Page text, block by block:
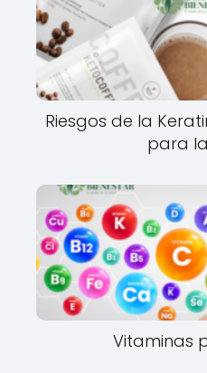
Riesgos de la
para
Vitaminas